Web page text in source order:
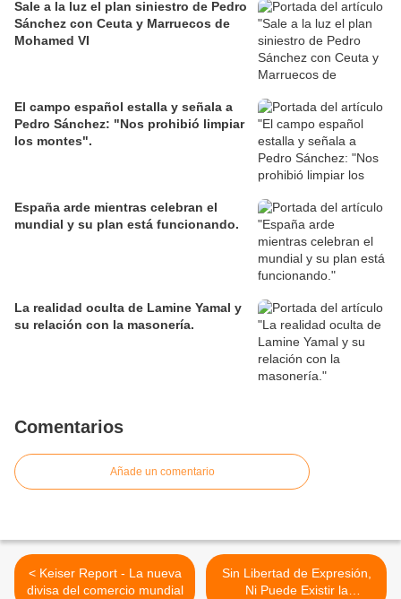
Sale a la luz el plan siniestro de Pedro
Sánchez con Ceuta y Marruecos de
Mohamed VI
El campo español estalla y señala a
Pedro Sánchez: "Nos prohibió limpiar
los montes".
España arde mientras celebran el
mundial y su plan está funcionando.
La realidad oculta de Lamine Yamal y
su relación con la masonería.
Comentarios
Añade un comentario
< Keiser Report - La nueva
divisa del comercio mundial
Sin Libertad de Expresión,
Ni Puede Existir la